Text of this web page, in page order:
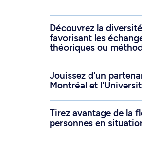
Découvrez la
favorisant les
théoriques ou
Jouissez d'un
Montréal et
Tirez avantage de la
personnes en